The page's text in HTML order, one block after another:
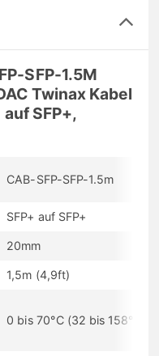
SFP-1.5M
Twinax Kabel
SFP+,
CAB-SFP-SFP-1.5m
SFP+ auf SFP+
20mm
1,5m (4,9ft)
0 bis 70°C (32 bis 158°F)